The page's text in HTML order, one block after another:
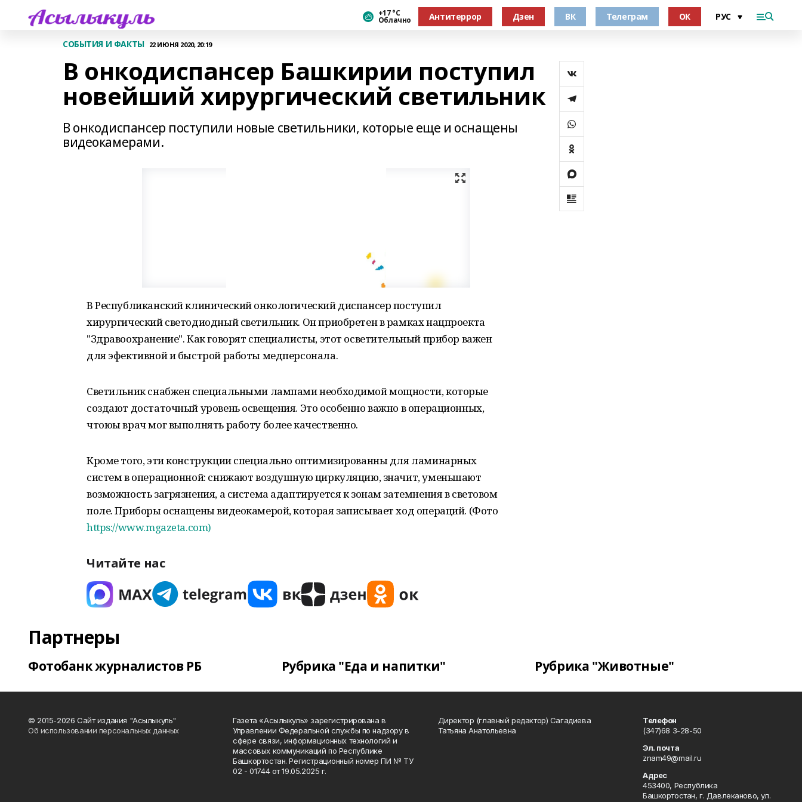
+17 °С
Облачно Антитеррор Дзен ВК Телеграм ОК
СОБЫТИЯ И ФАКТЫ 22 ИЮНЯ 2020, 20:19
В онкодиспансер Башкирии поступил
новейший хирургический светильник
В онкодиспансер поступили новые светильники, которые еще и оснащены
видеокамерами.
В Республиканский клинический онкологический диспансер поступил
хирургический светодиодный светильник. Он приобретен в рамках нацпроекта
"Здравоохранение". Как говорят специалисты, этот осветительный прибор важен
для эфективной и быстрой работы медперсонала.
Светильник снабжен специальными лампами необходимой мощности, которые
создают достаточный уровень освещения. Это особенно важно в операционных,
чтоюы врач мог выполнять работу более качественно.
Кроме того, эти конструкции специально оптимизированны для ламинарных
систем в операционной: снижают воздушную циркуляцию, значит, уменьшают
возможность загрязнения, а система адаптируется к зонам затемнения в световом
поле. Приборы оснащены видеокамерой, которая записывает ход операций. (Фото
https://www.mgazeta.com)
Читайте нас
Партнеры
Фотобанк журналистов РБ Рубрика "Еда и напитки" Рубрика "Животные"
© 2015-2026 Сайт издания "Асылыкуль"
Об использовании персональных данных
Газета «Асылыкуль» зарегистрирована в
Управлении Федеральной службы по надзору в
сфере связи, информационных технологий и
массовых коммуникаций по Республике
Башкортостан. Регистрационный номер ПИ № ТУ
02 - 01744 от 19.05.2025 г.
Директор (главный редактор) Сагадиева
Татьяна Анатольевна
Телефон
(347)68 3-28-50
Эл. почта
znam49@mail.ru
Адрес
453400, Республика
Башкортостан, г. Давлеканово, ул.